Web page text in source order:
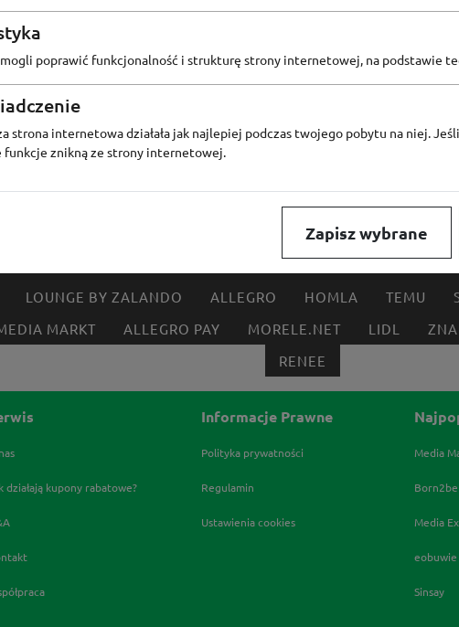
MEDIA EXPERT EOBUWIE
LOUNGE BY ZALANDO ALLEGRO HOMLA TEMU
MARKT ALLEGRO PAY MORELE.NET LIDL
RENEE
działają kupony rabatowe?
Informacje Prawne
Polityka prywatności
Regulamin
Ustawienia cookies
Media
Born2be
Media
eobuwie
Sinsay
poprawić funkcjonalność i strukturę strony internetowej, na podstawie
strona internetowa działała jak najlepiej podczas twojego pobytu na niej.
funkcje znikną ze strony internetowej.
Zapisz wybrane